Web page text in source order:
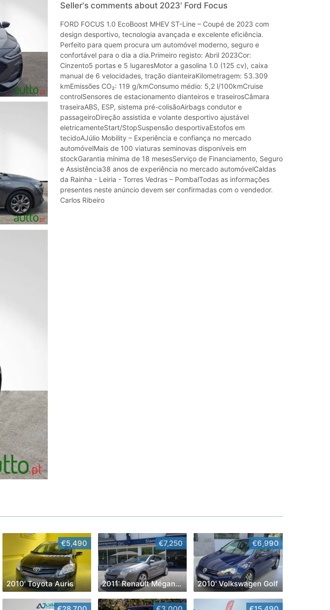
Seller's comments about 2023' Ford Focus
FORD FOCUS 1.0 EcoBoost MHEV ST-Line – Coupé de 2023 com
design desportivo, tecnologia avançada e excelente eficiência.
Perfeito para quem procura um automóvel moderno, seguro e
confortável para o dia a dia.Primeiro registo: Abril 2023Cor:
Cinzento5 portas e 5 lugaresMotor a gasolina 1.0 (125 cv), caixa
manual de 6 velocidades, tração dianteiraKilometragem: 53.309
kmEmissões CO₂: 119 g/kmConsumo médio: 5,2 l/100kmCruise
controlSensores de estacionamento dianteiros e traseirosCâmara
traseiraABS, ESP, sistema pré-colisãoAirbags condutor e
passageiroDireção assistida e volante desportivo ajustável
eletricamenteStart/StopSuspensão desportivaEstofos em
tecidoAJúlio Mobility – Experiência e confiança no mercado
automóvelMais de 100 viaturas seminovas disponíveis em
stockGarantia mínima de 18 mesesServiço de Financiamento, Seguro
e Assistência38 anos de experiência no mercado automóvelCaldas
da Rainha - Leiria - Torres Vedras – PombalTodas as informações
presentes neste anúncio devem ser confirmadas com o vendedor.
Carlos Ribeiro
€5,490
2010' Toyota Auris
€7,250
2011' Renault Mégane Coupe
€6,990
2010' Volkswagen Golf